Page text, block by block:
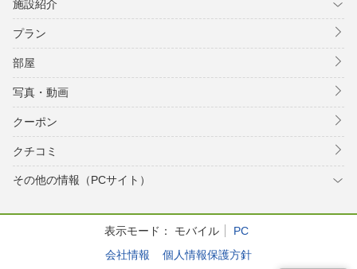
施設紹介
プラン
部屋
写真・動画
クーポン
クチコミ
その他の情報（PCサイト）
表示モード： モバイル
PC
会社情報
個人情報保護方針